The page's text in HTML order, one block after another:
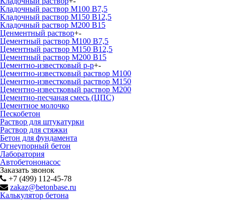
Кладочный раствор М100 В7,5
Кладочный раствор М150 В12,5
Кладочный раствор М200 В15
Ценментный раствор+-
Цементный раствор М100 B7,5
Цементный раствор М150 B12,5
Цементный раствор М200 B15
Цементно-известковый р-р+-
Цементно-известковый раствор М100
Цементно-известковый раствор М150
Цементно-известковый раствор М200
Цементно-песчаная смесь (ЦПС)
Цементное молочко
Пескобетон
Раствор для штукатурки
Раствор для стяжки
Бетон для фундамента
Огнеупорный бетон
Лаборатория
Автобетононасос
Заказать звонок
+7 (499) 112-45-78
zakaz@betonbase.ru
Калькулятор бетона